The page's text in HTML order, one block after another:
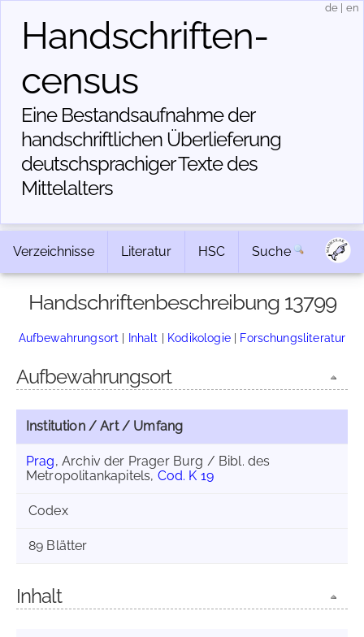
Handschriften­
census
Eine Bestandsaufnahme der
handschriftlichen Über­lieferung
deutschsprachiger Texte des
Mittelalters
de en
Verzeichnisse Literatur HSC Suche
Handschriftenbeschreibung 13799
Aufbewahrungsort | Inhalt | Kodikologie| Forschungsliteratur
Aufbewahrungsort
Institution / Art / Umfang
Prag, Archiv der Prager Burg / Bibl. des
Metropolitankapitels, Cod. K 19
Codex
89 Blätter
Inhalt